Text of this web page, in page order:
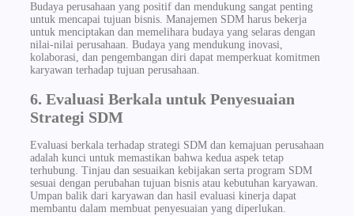
Budaya perusahaan yang positif dan mendukung sangat penting
untuk mencapai tujuan bisnis. Manajemen SDM harus bekerja
untuk menciptakan dan memelihara budaya yang selaras dengan
nilai-nilai perusahaan. Budaya yang mendukung inovasi,
kolaborasi, dan pengembangan diri dapat memperkuat komitmen
karyawan terhadap tujuan perusahaan.
6. Evaluasi Berkala untuk Penyesuaian
Strategi SDM
Evaluasi berkala terhadap strategi SDM dan kemajuan perusahaan
adalah kunci untuk memastikan bahwa kedua aspek tetap
terhubung. Tinjau dan sesuaikan kebijakan serta program SDM
sesuai dengan perubahan tujuan bisnis atau kebutuhan karyawan.
Umpan balik dari karyawan dan hasil evaluasi kinerja dapat
membantu dalam membuat penyesuaian yang diperlukan.